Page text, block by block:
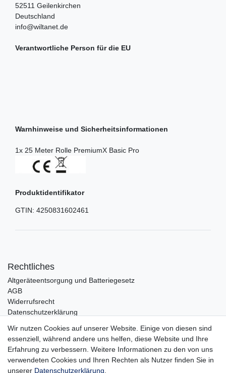
52511 Geilenkirchen
Deutschland
info@wiltanet.de
Verantwortliche Person für die EU
Warnhinweise und Sicherheitsinformationen
1x 25 Meter Rolle PremiumX Basic Pro
Produktidentifikator
GTIN: 4250831602461
Rechtliches
Altgeräteentsorgung und Batteriegesetz
AGB
Widerrufsrecht
Datenschutzerklärung
Impressum
Service
Zahlungsarten
Wir nutzen Cookies auf unserer Website. Einige von diesen sind
essenziell, während andere uns helfen, diese Website und Ihre
Erfahrung zu verbessern. Weitere Informationen zu den von uns
verwendeten Cookies und Ihren Rechten als Nutzer finden Sie in
unserer Daten­schutz­erklärung